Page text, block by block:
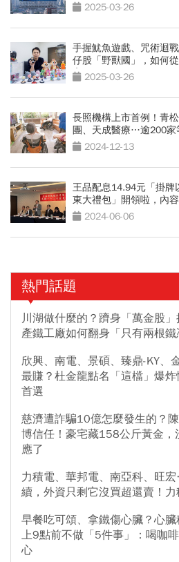
2025-03-26
手握魷魚遊戲、咒術迴
仔股「野獸國」，如何
高？2025-03-26
長照機構上市首例！青
團、天成醫療…逾200家
2024-12-13
王品配息14.94元「掛牌
東大禮包」開領啦，內
2024-06-06
熱門話題
川湖做什麼的？躋身「萬金股
產鐵工廠如何翻身「只有兩根
欣興、南電、景碩、臻鼎-KY、
最賺？杜金龍點名「這檔」爆
首選
慈濟遭詐騙10億怎麼發生的？
博信任！豪宅藏158公斤黃金
應了
力積電、華邦電、南亞科、旺
續，外資只剩它沒買超還賣！
早餐吃可頌、拿鐵傷心臟？心
上9點前不做「5件事」：喝咖
心